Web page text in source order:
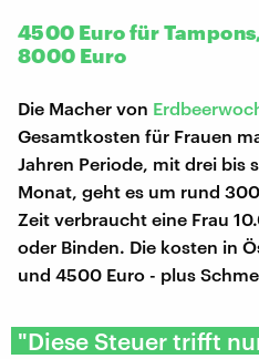
4500 Euro für
8000 Euro
Die Macher von
Gesamtkosten für Frauen
Jahren Periode, mit drei bis
Monat, geht es um rund
Zeit verbraucht eine Frau
oder Binden. Die kosten in
und 4500 Euro - plus
"Diese Steuer trifft